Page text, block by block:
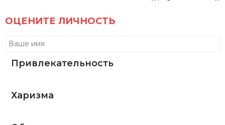
ОЦЕНИТЕ ЛИЧНОСТЬ
Привлекательность
Харизма